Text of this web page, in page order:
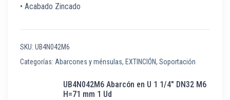
• Acabado Zincado
SKU: UB4N042M6
Categorías: Abarcones y ménsulas, EXTINCIÓN, Soportación
UB4N042M6 Abarcón en U 1 1/4″ DN32 M6
H=71 mm 1 Ud